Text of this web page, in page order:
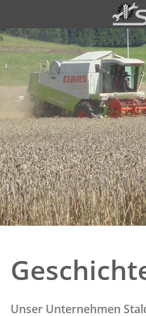
Zum Hauptinhalt
Unser Unternehmen